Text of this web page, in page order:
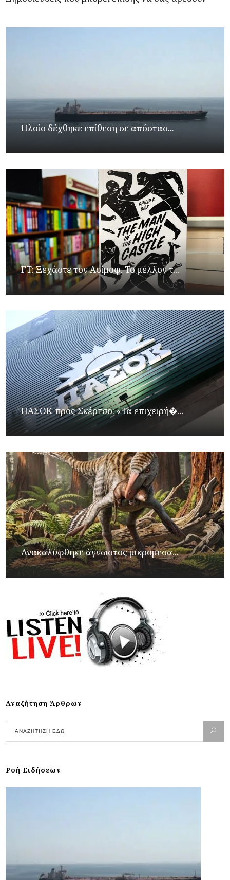
Πλοίο δέχθηκε επίθεση σε απόστασ...
FT: Ξεχάστε τον Ασίμοφ. Το μέλλον τ...
ΠΑΣΟΚ προς Σκέρτσο: «Τα επιχειρή�...
Ανακαλύφθηκε άγνωστος μικρομεσα...
Αναζήτηση Άρθρων
Ροή Ειδήσεων